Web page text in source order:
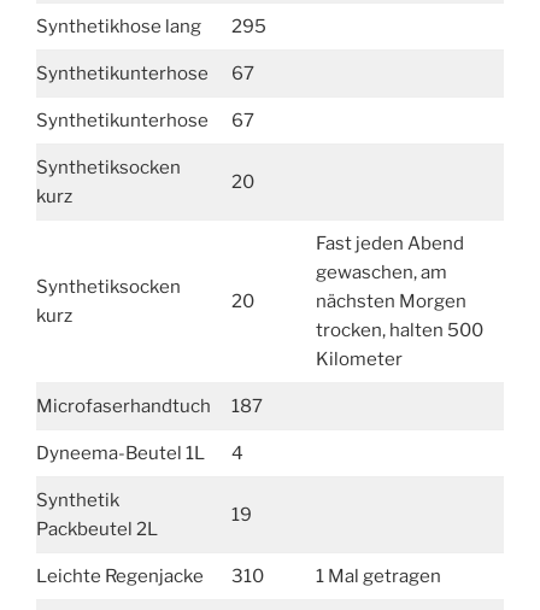
Synthetikhose lang 295
Synthetikunterhose 67
Synthetikunterhose 67
Synthetiksocken
kurz
20
Synthetiksocken
kurz
20
Fast jeden Abend
gewaschen, am
nächsten Morgen
trocken, halten 500
Kilometer
Microfaserhandtuch 187
Dyneema-Beutel 1L 4
Synthetik
Packbeutel 2L
19
Leichte Regenjacke 310 1 Mal getragen